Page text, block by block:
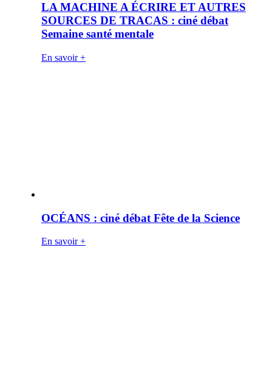
LA MACHINE A ÉCRIRE ET AUTRES
SOURCES DE TRACAS : ciné débat
Semaine santé mentale
En savoir +
OCÉANS : ciné débat Fête de la Science
En savoir +